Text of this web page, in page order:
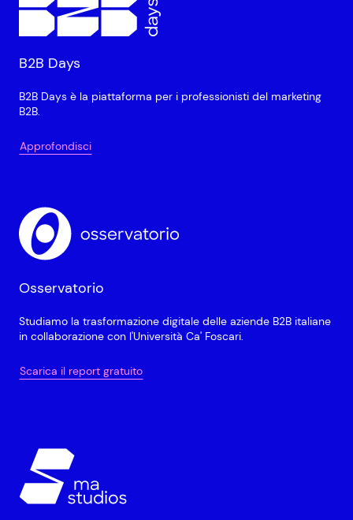
B2B Days
B2B Days è la piattaforma per i professionisti del marketing
B2B.
Approfondisci
Osservatorio
Studiamo la trasformazione digitale delle aziende B2B italiane
in collaborazione con l'Università Ca' Foscari.
Scarica il report gratuito